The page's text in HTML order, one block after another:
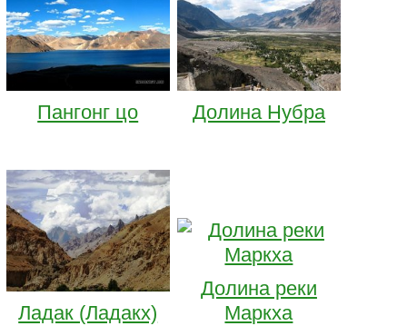
Пангонг цо Долина Нубра
Ладак (Ладакх)
Долина реки
Маркха